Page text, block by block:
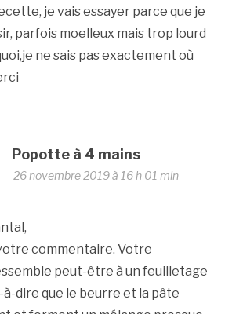
je vais essayer parce que je
parfois moelleux mais trop lourd
ne sais pas exactement où
Popotte à 4 mains
26 novembre 2019 à 16 h 01 min
commentaire. Votre
peut-être à un feuilletage
à-dire que le beurre et la pâte